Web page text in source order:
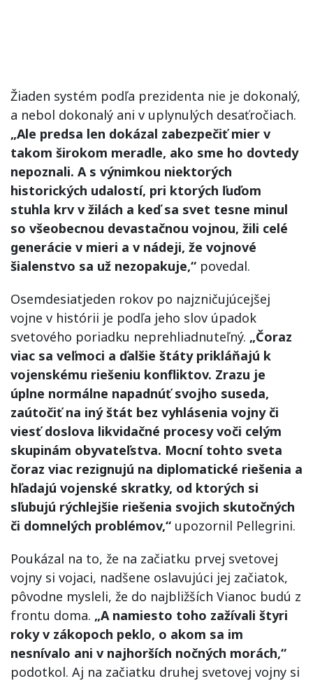
Žiaden systém podľa prezidenta nie je dokonalý,
a nebol dokonalý ani v uplynulých desaťročiach.
„Ale predsa len dokázal zabezpečiť mier v
takom širokom meradle, ako sme ho dovtedy
nepoznali. A s výnimkou niektorých
historických udalostí, pri ktorých ľuďom
stuhla krv v žilách a keď sa svet tesne minul
so všeobecnou devastačnou vojnou, žili celé
generácie v mieri a v nádeji, že vojnové
šialenstvo sa už nezopakuje,“ povedal.
Osemdesiatjeden rokov po najzničujúcejšej
vojne v histórii je podľa jeho slov úpadok
svetového poriadku neprehliadnuteľný. „Čoraz
viac sa veľmoci a ďalšie štáty prikláňajú k
vojenskému riešeniu konfliktov. Zrazu je
úplne normálne napadnúť svojho suseda,
zaútočiť na iný štát bez vyhlásenia vojny či
viesť doslova likvidačné procesy voči celým
skupinám obyvateľstva. Mocní tohto sveta
čoraz viac rezignujú na diplomatické riešenia a
hľadajú vojenské skratky, od ktorých si
sľubujú rýchlejšie riešenia svojich skutočných
či domnelých problémov,“ upozornil Pellegrini.
Poukázal na to, že na začiatku prvej svetovej
vojny si vojaci, nadšene oslavujúci jej začiatok,
pôvodne mysleli, že do najbližších Vianoc budú z
frontu doma. „A namiesto toho zažívali štyri
roky v zákopoch peklo, o akom sa im
nesnívalo ani v najhorších nočných morách,“
podotkol. Aj na začiatku druhej svetovej vojny si